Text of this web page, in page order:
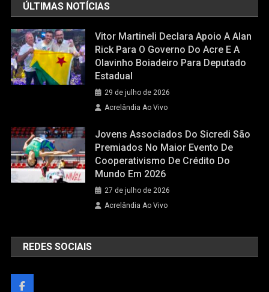
ÚLTIMAS NOTÍCIAS
Vitor Martineli Declara Apoio A Alan
Rick Para O Governo Do Acre E A
Olavinho Boiadeiro Para Deputado
Estadual
29 de julho de 2026
Acrelândia Ao Vivo
Jovens Associados Do Sicredi São
Premiados No Maior Evento De
Cooperativismo De Crédito Do
Mundo Em 2026
27 de julho de 2026
Acrelândia Ao Vivo
REDES SOCIAIS